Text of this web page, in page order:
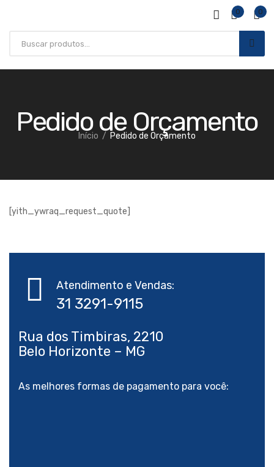
0 0
Pedido de Orçamento
Início Pedido de Orçamento
[yith_ywraq_request_quote]
Atendimento e Vendas:
Rua dos Timbiras, 2210
As melhores formas de pagamento para você: